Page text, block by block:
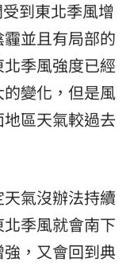
到東北季風增
並且有局部的
季風強度已經
變化，但是風
區天氣較過去
氣沒辦法持續
季風就會南下
，又會回到典